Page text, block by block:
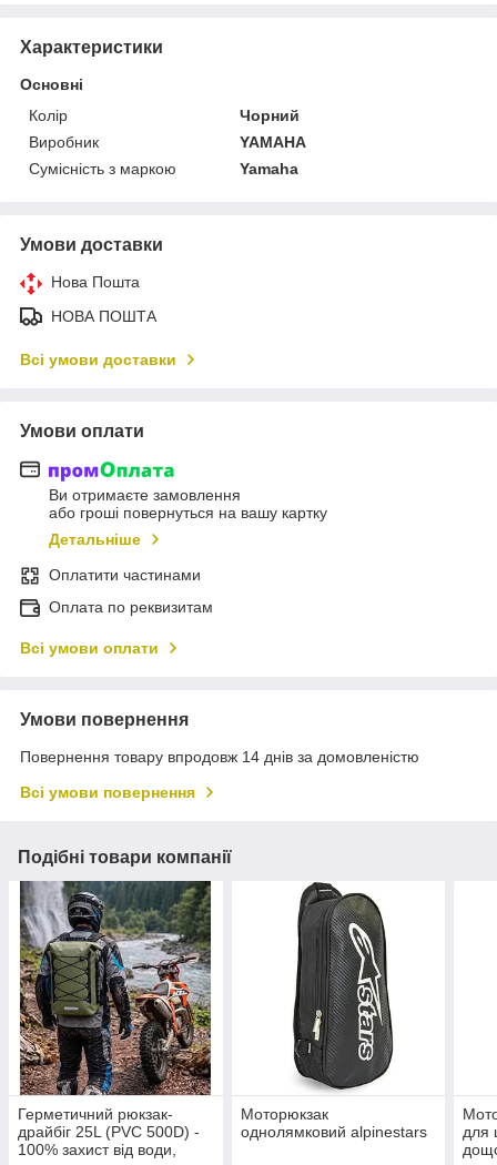
Характеристики
Основні
Колір
Чорний
Виробник
YAMAHA
Сумісність з маркою
Yamaha
Умови доставки
Нова Пошта
НОВА ПОШТА
Всі умови доставки
Умови оплати
Ви отримаєте замовлення
або гроші повернуться на вашу картку
Детальніше
Оплатити частинами
Оплата по реквизитам
Всі умови оплати
Умови повернення
Повернення товару впродовж 14 днів за домовленістю
Всі умови повернення
Подібні товари компанії
Герметичний рюкзак-
драйбіг 25L (PVC 500D) -
100% захист від води,
Моторюкзак
однолямковий alpinestars
для